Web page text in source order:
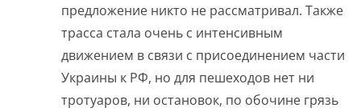
предложение никто не рассматривал. Также
трасса стала очень с интенсивным
движением в связи с присоединением части
Украины к РФ, но для пешеходов нет ни
тротуаров, ни остановок, по обочине грязь